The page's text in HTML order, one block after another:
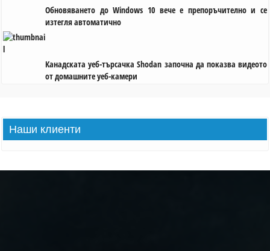
Обновяването до Windows 10 вече е препоръчително и се
изтегля автоматично
Канадската уеб-търсачка Shodan започна да показва видеото
от домашните уеб-камери
Наши клиенти